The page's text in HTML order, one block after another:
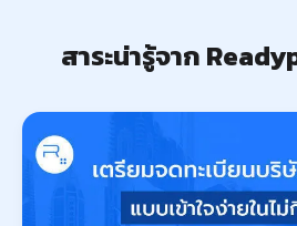
สาระน่ารู้จาก